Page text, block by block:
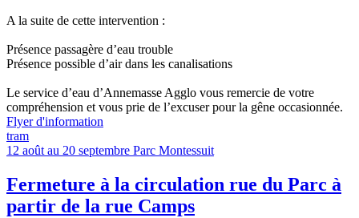
A la suite de cette intervention :
Présence passagère d’eau trouble
Présence possible d’air dans les canalisations
Le service d’eau d’Annemasse Agglo vous remercie de votre
compréhension et vous prie de l’excuser pour la gêne occasionnée.
Flyer d'information
tram
12 août au 20 septembre Parc Montessuit
Fermeture à la circulation rue du Parc à
partir de la rue Camps